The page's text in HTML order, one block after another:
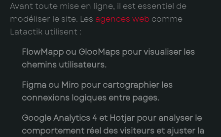
Avant toute mise en ligne, il est essentiel de
modéliser le site. Les agences web comme
Latactik utilisent :
FlowMapp ou GlooMaps pour visualiser les
chemins utilisateurs.
Figma ou Miro pour cartographier les
connexions logiques entre pages.
Google Analytics 4 et Hotjar pour analyser le
comportement réel des visiteurs et ajuster la